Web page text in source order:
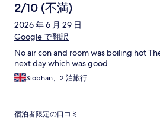
2/10 (不満)
2026 年 6 月 29 日
Google で翻訳
No air con and room was boiling hot
next day which was good
Siobhan、2 泊旅行
宿泊者限定の口コミ